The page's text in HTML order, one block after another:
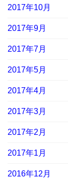
2017年10月
2017年9月
2017年7月
2017年5月
2017年4月
2017年3月
2017年2月
2017年1月
2016年12月